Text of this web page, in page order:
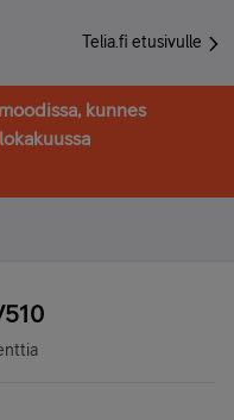
Telia.fi etusivulle
kunnes